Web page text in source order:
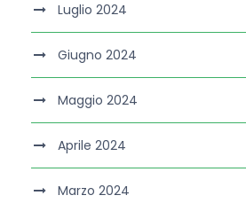
Luglio 2024
Giugno 2024
Maggio 2024
Aprile 2024
Marzo 2024